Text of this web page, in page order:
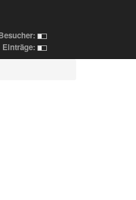
Einträge: